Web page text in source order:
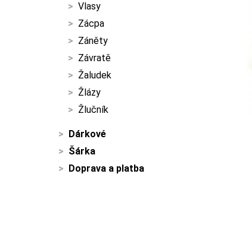
Vlasy
Zácpa
Záněty
Závratě
Žaludek
Žlázy
Žlučník
Dárkové
Šárka
Doprava a platba